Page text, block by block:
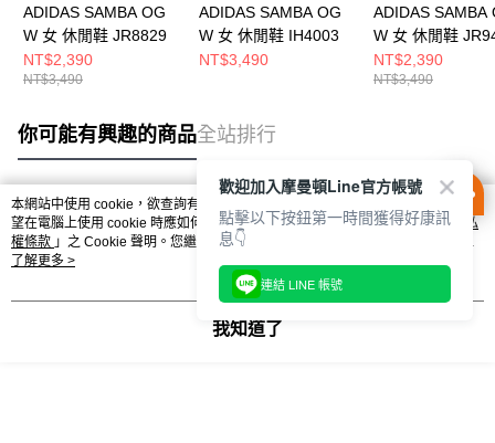
ADIDAS SAMBA OG
W 女 休閒鞋 JR8829
NT$2,390
NT$3,490
ADIDAS SAMBA OG
W 女 休閒鞋 IH4003
NT$3,490
ADIDAS SAMBA
W 女 休閒鞋
NT$2,390
NT$3,490
你可能有興趣的商品全站排行
熱門標籤
本網站中使用 cookie，欲查詢有關本網站使用 cookie 方式之詳情，及若您不希
望在電腦上使用 cookie 時應如何變更電腦的 cookie 設定，請參閱本網站「
隱私
權條款 」之 Cookie 聲明。您繼續使用本網站即表示您同意本公司得按本網站使
用條款之 Cookie 聲明使用 cookie。
了解更多 >
我知道了
歡迎加入摩曼頓Line官方帳號
點擊以下按鈕第一時間獲得好康訊
息👇
連結 LINE 帳號